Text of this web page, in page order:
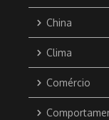
China
Clima
Comércio